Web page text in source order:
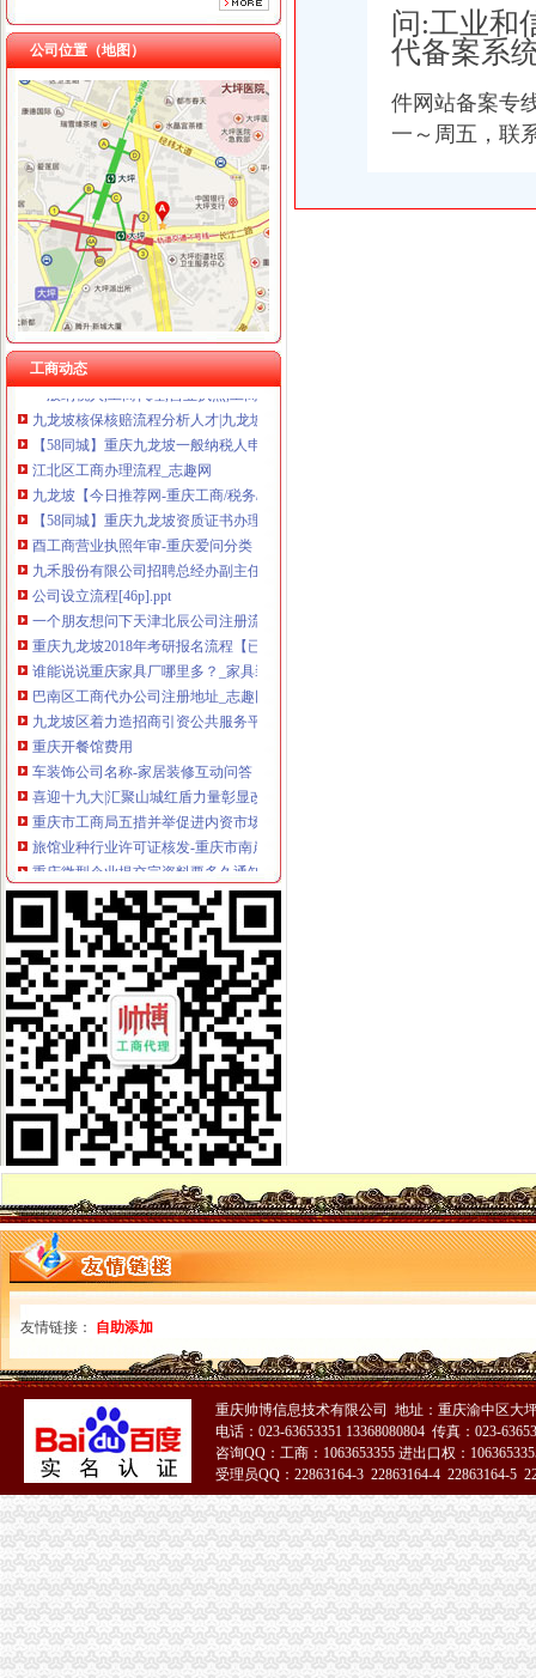
重庆华康假肢矫形有限公司 渝中120万 （增资）
重庆福安药业集团凯斯特医药有限公司 渝新100万 （进出口权）
重庆吉沃农业科技有限公司 渝南500万 （工商注册）
公司位置（地图）
工商动态
九龙坡区核名流程
【多图】石桥铺商圈枫丹苑正规两房92万带30平米家花园带指标,
重庆：“全渝通办”让群众能办事好办事办成事_国内国际_新闻频道_
【领航新征程】重庆：“全渝通办”让群众能办事好办事办成事_金羊
重庆跨省异地居民受理点增至60个_重庆频道_凤凰网
九龙坡畅销的的LED大电子屏幕_单LED显示屏（模组）_捷配电子
请问一下分公司注册流程及费用是多少呐？--在线法律咨询|律师365(
一般纳税人,工商代理,营业执照,工商局核名,江北,九龙坡,
九龙坡核保核赔流程分析人才|九龙坡核保核赔流程分析个人简历汇总|
【58同城】重庆九龙坡一般纳税人申请_一般纳税人申请代办_一般纳税
江北区工商办理流程_志趣网
九龙坡【今日推荐网-重庆工商/税务/财务】
【58同城】重庆九龙坡资质证书办理_企业资质代理_资质代办机构
酉工商营业执照年审-重庆爱问分类
九禾股份有限公司招聘总经办副主任-化工英才网
公司设立流程[46p].ppt
一个朋友想问下天津北辰公司注册流程--在线法律咨询|律师365(.
重庆九龙坡2018年考研报名流程【已公布】_考研_无忧考网
谁能说说重庆家具厂哪里多？_家具装修|一起网装修
巴南区工商代办公司注册地址_志趣网
九龙坡区着力造招商引资公共服务平台_简政放权放管结合优化服务
重庆开餐馆费用
车装饰公司名称-家居装修互动问答
喜迎十九大|汇聚山城红盾力量彰显改革责任担当——来自重庆市工商
重庆市工商局五措并举促进内资市场主体稳健增长_动态
旅馆业种行业许可证核发-重庆市南岸区人民
重庆微型企业提交完资料要多久通知培训哦_百度知道
【58同城】中梁山劳动争议律师_中梁山劳动纠纷_中梁山劳动争议咨询
重庆澳凯龙科技股份有限公司法律意见书_澳凯龙（）_公
重庆九龙坡哪能做商业计划书-久久信息网
九禾股份有限公司招聘总经办副主任-英才网联
【领航新征程】重庆：“全渝通办”让群众能办事好办事办成事_国内
公司设立流程析.ppt
【苹果6S手机办理程序】-苹果6S手机办理程序价格|批发-苹果6S手机
重庆工商代办执照_重庆工商注册代办公司_重庆代办公司_重庆注册公
【湖北省槽车物流主管招聘】九禾股份有限公司招聘槽车物流主管-中
下半年重庆将扩大“多证合一”覆盖范围-要闻-重庆乐居网
九龙坡机械生产计划员人才|九龙坡机械生产计划员个人简历汇总|九龙
工商注册、代理记账、车指标、股权转让、增资验资、公司注销-公司
重庆大型物流商贸市场项目权融资5亿-6亿-选项目-投融界|专业的融资
重庆林霞财务咨询有限公司
大代理记账_新浪博客
上个月装修
所得税汇算清缴清算公司_所得税汇算清缴清算厂家_公司黄页-阿里巴巴
【工商年检代办】公司黄页|厂家名录_顺企网
执照办理公司_执照办理厂家_公司黄页-阿里巴巴
九龙坡区摆账验资美元验资商业保理公司注册谁家可靠
九龙坡区卫生人才网招聘报名条件/流程_九龙坡区院/卫生人
江州（地理位置）-搜百科
商住楼装修
国内家顶尖窗帘培训专业的教学流程-原创-高清-爱奇艺
国金证券融资融券-融资融券-国金证券融资余额
重庆市九龙坡区法院办公楼装饰工程施工组织设计-MBA智库文档
江州（地理位置）-搜百科
【DOC】-重庆市九龙坡区法院办公楼装饰工程施工组织设计&#40;doc
重庆举行中国（重庆）自由贸易试验区系列新闻发布会（第五场）
九龙坡区核名流程
【多图】石桥铺商圈枫丹苑正规两房92万带30平米家花园带指标,
重庆：“全渝通办”让群众能办事好办事办成事_国内国际_新闻频道_
问:工业和
代备案系
件网站备案专
一～周五，联
友情链接： 自助添加
重庆帅博信息技术有限公司 地址：重庆渝中区大
电话：023-63653351 13368080804 传真：023-
咨询QQ：工商：1063653355 进出口权：
受理员QQ：22863164-3 22863164-4 22863164-5
51La